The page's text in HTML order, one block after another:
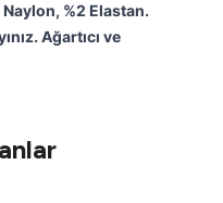
%2 Elastan.
Ağartıcı ve